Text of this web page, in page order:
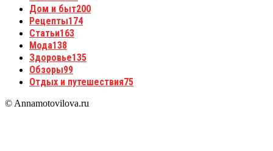
Дом и быт200
Рецепты174
Статьи163
Мода138
Здоровье135
Обзоры99
Отдых и путешествия75
© Annamotovilova.ru